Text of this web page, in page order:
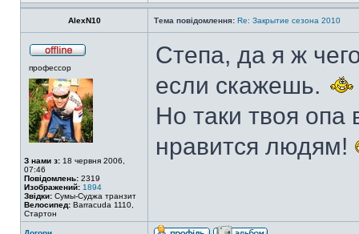
AlexN10 Тема повідомлення: Re: Закрытие сезона 2010
профессор
З нами з: 18 червня 2006,
07:46
Повідомлень: 2319
Изображений: 1894
Звідки: Сумы-Суджа транзит
Велосипед: Barracuda 1110,
Стартон
Степа, да я ж
если скажешь.
Но таки твоя опа
нравится людям!